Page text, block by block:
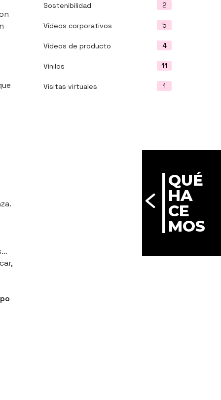
QUÉ
HA
CE
MOS
Sostenibilidad 2
Vídeos corporativos 5
Vídeos de producto 4
Vinilos 11
Visitas virtuales 1